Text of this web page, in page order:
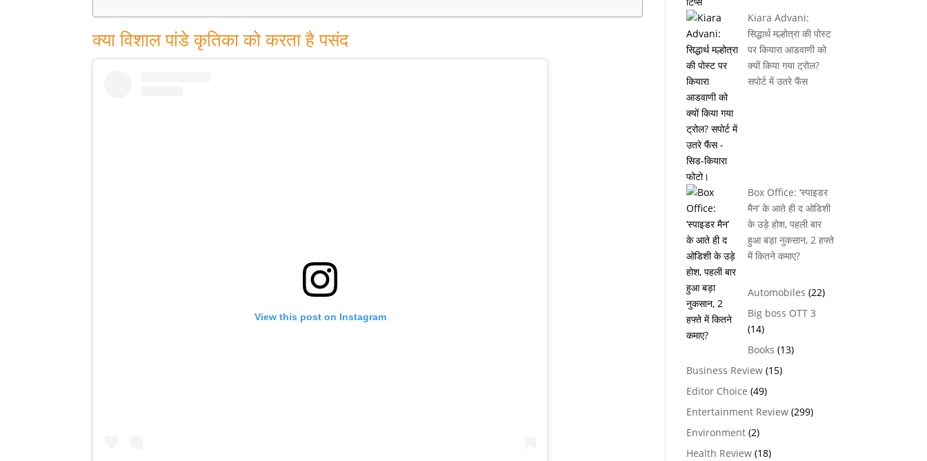
क्या विशाल पांडे कृतिका को करता है पसंद
View this post on Instagram
Kiara Advani:
सिद्धार्थ मल्होत्रा की पोस्ट
पर कियारा आडवाणी को
क्यों किया गया ट्रोल?
सपोर्ट में उतरे फैंस
Box Office: ‘स्पाइडर
मैन’ के आते ही द ओडिशी
के उड़े होश, पहली बार
हुआ बड़ा नुकसान, 2 हफ्ते
में कितने कमाए?
Automobiles (22)
Big boss OTT 3
(14)
Books (13)
Business Review(15)
Editor Choice (49)
Entertainment Review(299)
Environment(2)
Health Review(18)